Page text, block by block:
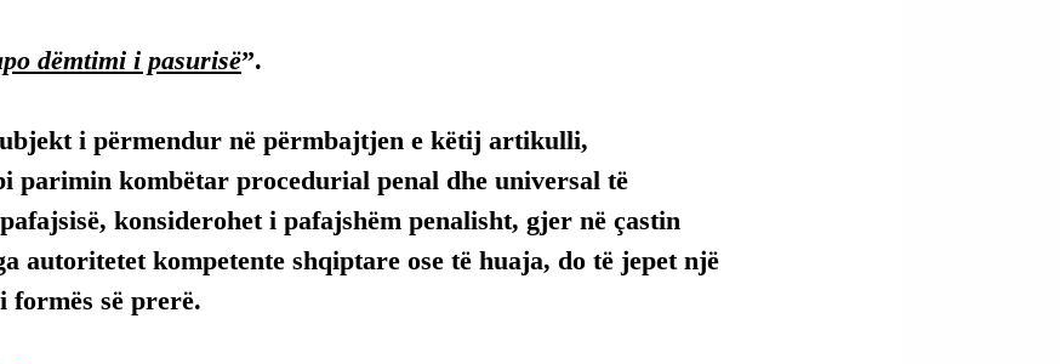
dëmtimi i pasurisë”.
i përmendur në përmbajtjen e këtij artikulli,
parimin kombëtar procedurial penal dhe universal të
konsiderohet i pafajshëm penalisht, gjer në çastin
autoritetet kompetente shqiptare ose të huaja, do të jepet një
formës së prerë.